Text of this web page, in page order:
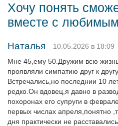
Хочу понять
вместе с
Наталья
10.05.2026 в 18:09
Мне 45,ему 50.Дружим всю жизнь
проявляли симпатию друг к
Встречались,но последнии 10
редко.Он вдовец,я давно в
похоронах его супруги в
первых числах апреля,понятно
дня практически не расставались.